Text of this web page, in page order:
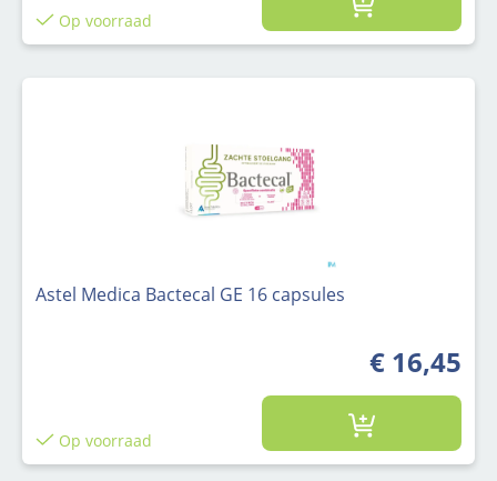
Op voorraad
Astel Medica Bactecal GE 16 capsules
€ 16,45
Op voorraad